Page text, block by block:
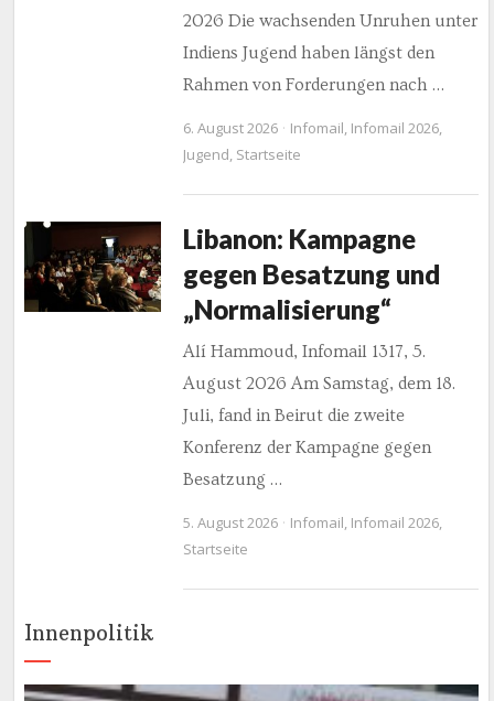
2026 Die wachsenden Unruhen unter
Indiens Jugend haben längst den
Rahmen von Forderungen nach …
6. August 2026 Infomail, Infomail 2026,
Jugend, Startseite
Libanon: Kampagne
gegen Besatzung und
„Normalisierung“
Alí Hammoud, Infomail 1317, 5.
August 2026 Am Samstag, dem 18.
Juli, fand in Beirut die zweite
Konferenz der Kampagne gegen
Besatzung …
5. August 2026 Infomail, Infomail 2026,
Startseite
Innenpolitik